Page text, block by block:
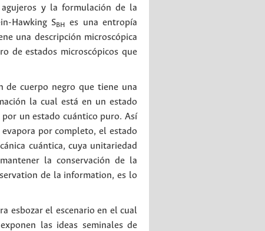
y la formulación de la
Hawking SBH
es una entropía
una descripción microscópica
de estados microscópicos que
de cuerpo negro que tiene una
la cual está en un estado
un estado cuántico puro. Así
por completo, el estado
cuántica, cuya unitariedad
la conservación de la
de la information, es lo
esbozar el escenario en el cual
las ideas seminales de